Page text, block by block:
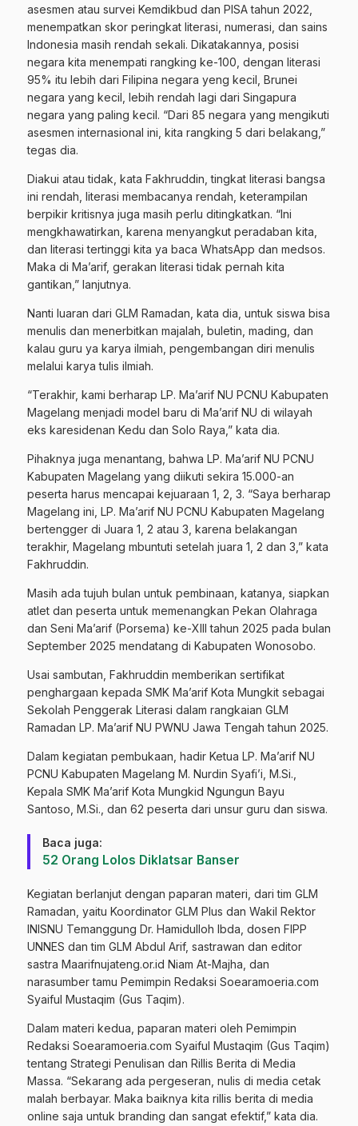
asesmen atau survei Kemdikbud dan PISA tahun 2022,
menempatkan skor peringkat literasi, numerasi, dan sains
Indonesia masih rendah sekali. Dikatakannya, posisi
negara kita menempati rangking ke-100, dengan literasi
95% itu lebih dari Filipina negara yeng kecil, Brunei
negara yang kecil, lebih rendah lagi dari Singapura
negara yang paling kecil. “Dari 85 negara yang mengikuti
asesmen internasional ini, kita rangking 5 dari belakang,”
tegas dia.
Diakui atau tidak, kata Fakhruddin, tingkat literasi bangsa
ini rendah, literasi membacanya rendah, keterampilan
berpikir kritisnya juga masih perlu ditingkatkan. “Ini
mengkhawatirkan, karena menyangkut peradaban kita,
dan literasi tertinggi kita ya baca WhatsApp dan medsos.
Maka di Ma’arif, gerakan literasi tidak pernah kita
gantikan,” lanjutnya.
Nanti luaran dari GLM Ramadan, kata dia, untuk siswa bisa
menulis dan menerbitkan majalah, buletin, mading, dan
kalau guru ya karya ilmiah, pengembangan diri menulis
melalui karya tulis ilmiah.
“Terakhir, kami berharap LP. Ma’arif NU PCNU Kabupaten
Magelang menjadi model baru di Ma’arif NU di wilayah
eks karesidenan Kedu dan Solo Raya,” kata dia.
Pihaknya juga menantang, bahwa LP. Ma’arif NU PCNU
Kabupaten Magelang yang diikuti sekira 15.000-an
peserta harus mencapai kejuaraan 1, 2, 3. “Saya berharap
Magelang ini, LP. Ma’arif NU PCNU Kabupaten Magelang
bertengger di Juara 1, 2 atau 3, karena belakangan
terakhir, Magelang mbuntuti setelah juara 1, 2 dan 3,” kata
Fakhruddin.
Masih ada tujuh bulan untuk pembinaan, katanya, siapkan
atlet dan peserta untuk memenangkan Pekan Olahraga
dan Seni Ma’arif (Porsema) ke-XIII tahun 2025 pada bulan
September 2025 mendatang di Kabupaten Wonosobo.
Usai sambutan, Fakhruddin memberikan sertifikat
penghargaan kepada SMK Ma’arif Kota Mungkit sebagai
Sekolah Penggerak Literasi dalam rangkaian GLM
Ramadan LP. Ma’arif NU PWNU Jawa Tengah tahun 2025.
Dalam kegiatan pembukaan, hadir Ketua LP. Ma’arif NU
PCNU Kabupaten Magelang M. Nurdin Syafi’i, M.Si.,
Kepala SMK Ma’arif Kota Mungkid Ngungun Bayu
Santoso, M.Si., dan 62 peserta dari unsur guru dan siswa.
Baca juga:
52 Orang Lolos Diklatsar Banser
Kegiatan berlanjut dengan paparan materi, dari tim GLM
Ramadan, yaitu Koordinator GLM Plus dan Wakil Rektor
INISNU Temanggung Dr. Hamidulloh Ibda, dosen FIPP
UNNES dan tim GLM Abdul Arif, sastrawan dan editor
sastra Maarifnujateng.or.id Niam At-Majha, dan
narasumber tamu Pemimpin Redaksi Soearamoeria.com
Syaiful Mustaqim (Gus Taqim).
Dalam materi kedua, paparan materi oleh Pemimpin
Redaksi Soearamoeria.com Syaiful Mustaqim (Gus Taqim)
tentang Strategi Penulisan dan Rillis Berita di Media
Massa. “Sekarang ada pergeseran, nulis di media cetak
malah berbayar. Maka baiknya kita rillis berita di media
online saja untuk branding dan sangat efektif,” kata dia.